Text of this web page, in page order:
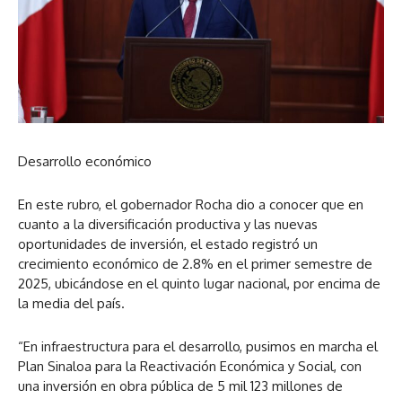
Desarrollo económico
En este rubro, el gobernador Rocha dio a conocer que en
cuanto a la diversificación productiva y las nuevas
oportunidades de inversión, el estado registró un
crecimiento económico de 2.8% en el primer semestre de
2025, ubicándose en el quinto lugar nacional, por encima de
la media del país.
“En infraestructura para el desarrollo, pusimos en marcha el
Plan Sinaloa para la Reactivación Económica y Social, con
una inversión en obra pública de 5 mil 123 millones de